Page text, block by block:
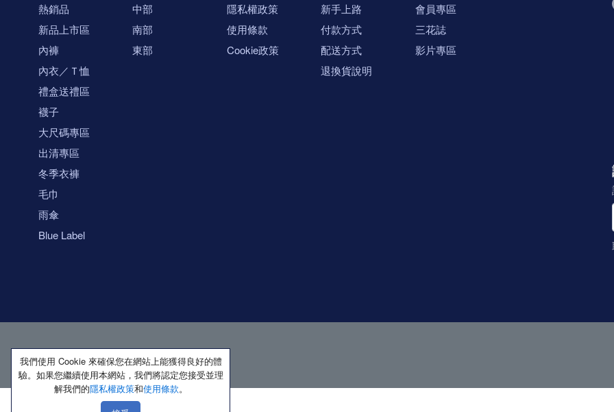
熱銷品
新品上市區
內褲
內衣／Ｔ恤
禮盒送禮區
襪子
大尺碼專區
出清專區
冬季衣褲
毛巾
雨傘
Blue Label
中部
南部
東部
隱私權政策
使用條款
Cookie政策
新手上路
付款方式
配送方式
退換貨說明
會員專區
三花誌
影片專區
我們使用 Cookie 來確保您在網站上能獲得良好的體
驗。如果您繼續使用本網站，我們將認定您接受並理
解我們的隱私權政策和使用條款。